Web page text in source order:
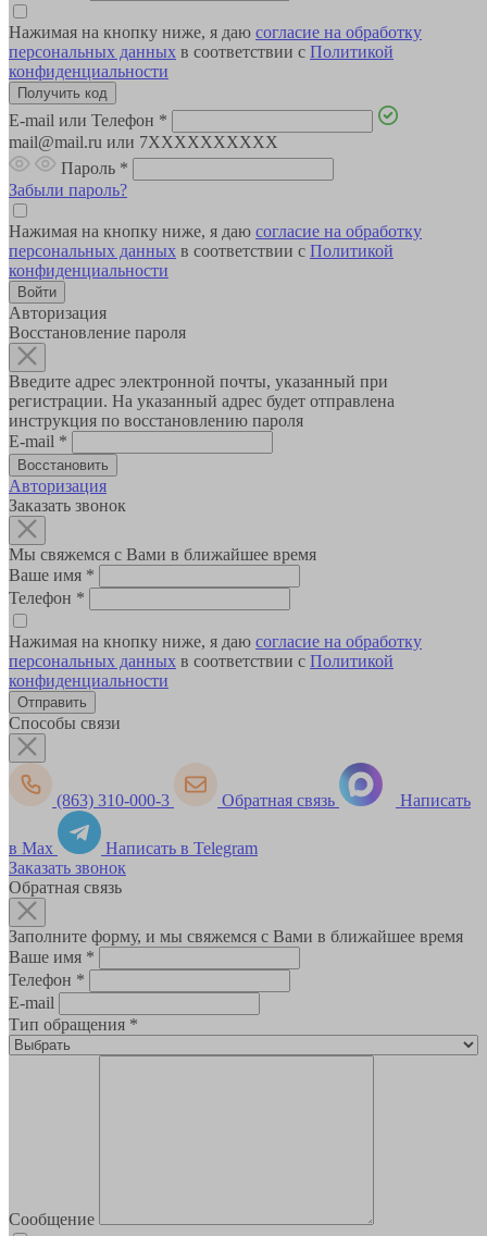
Нажимая на кнопку ниже, я даю согласие на обработку
персональных данных в соответствии с Политикой
конфиденциальности
E-mail или Телефон *
mail@mail.ru или 7XXXXXXXXXX
Пароль *
Забыли пароль?
Нажимая на кнопку ниже, я даю согласие на обработку
персональных данных в соответствии с Политикой
конфиденциальности
Авторизация
Восстановление пароля
Введите адрес электронной почты, указанный при
регистрации. На указанный адрес будет отправлена
инструкция по восстановлению пароля
E-mail *
Авторизация
Заказать звонок
Мы свяжемся с Вами в ближайшее время
Ваше имя *
Телефон *
Нажимая на кнопку ниже, я даю согласие на обработку
персональных данных в соответствии с Политикой
конфиденциальности
Способы связи
(863) 310-000-3 Обратная связь Написать
в Max
Написать в Telegram
Заказать звонок
Обратная связь
Заполните форму, и мы свяжемся с Вами в ближайшее время
Ваше имя *
Телефон *
E-mail
Тип обращения *
Сообщение